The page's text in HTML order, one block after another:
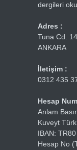
dergileri
Adres :
Tuna Cd.
ANKARA
İletişim :
0312 435
Hesap
Anlam
Kuveyt
IBAN:
Hesap No